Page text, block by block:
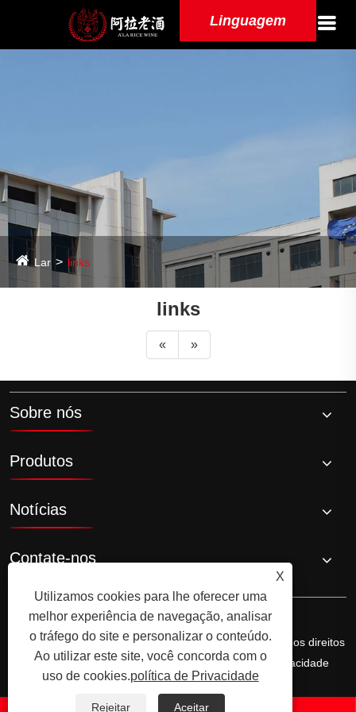
Linguagem
Lar links
links
« »
Sobre nós
Produtos
Notícias
Contate-nos
Copyright © 2026 Ningbo Ala Rice Wine Co., Ltd. Todos os direitos
reservados. Links Sitemap RSS XML política de Privacidade
X
Utilizamos cookies para lhe oferecer uma
melhor experiência de navegação, analisar
o tráfego do site e personalizar o conteúdo.
Ao utilizar este site, você concorda com o
uso de cookies.política de Privacidade
Rejeitar Aceitar